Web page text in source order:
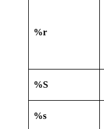
%r
%S
%s